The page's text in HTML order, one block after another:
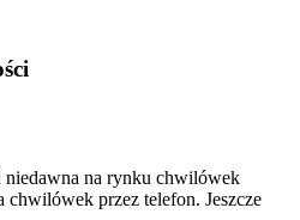
niedawna na rynku chwilówek
chwilówek przez telefon. Jeszcze